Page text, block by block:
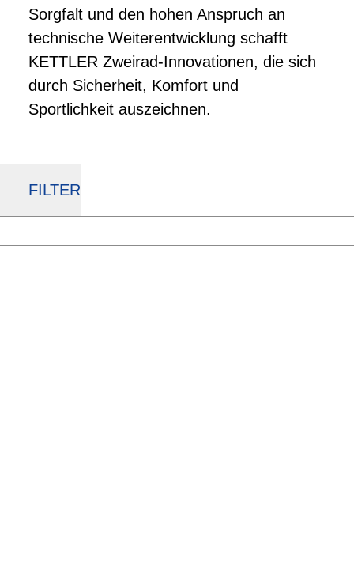
Sorgfalt und den hohen Anspruch an
technische Weiterentwicklung schafft
KETTLER Zweirad-Innovationen, die sich
durch Sicherheit, Komfort und
Sportlichkeit auszeichnen.
FILTER